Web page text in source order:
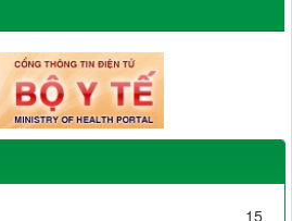
15